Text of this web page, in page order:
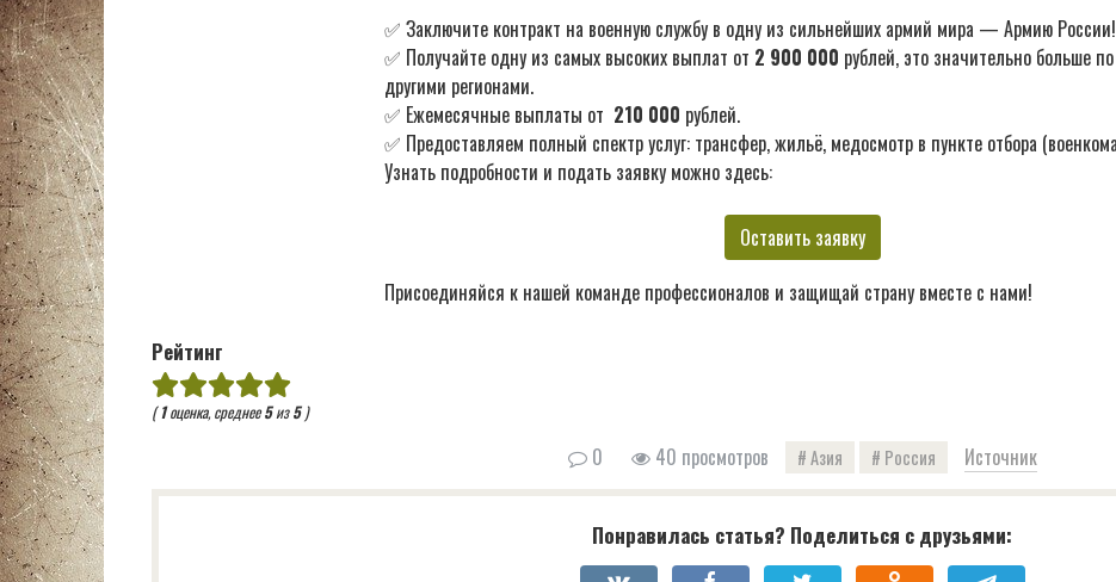
✅ Заключите контракт на военную службу в одну из сильнейших армий мира — Армию России!
✅ Получайте одну из самых высоких выплат от 2 900 000 рублей, это значительно больше
другими регионами.
✅ Ежемесячные выплаты от 210 000 рублей.
✅ Предоставляем полный спектр услуг: трансфер, жильё, медосмотр в пункте отбора
Узнать подробности и подать заявку можно здесь:
Оставить заявку
Присоединяйся к нашей команде профессионалов и защищай страну вместе с нами!
Рейтинг
(1оценка, среднее5из5)
0 40 просмотров Азия Россия Источник
Понравилась статья? Поделиться с друзьями: